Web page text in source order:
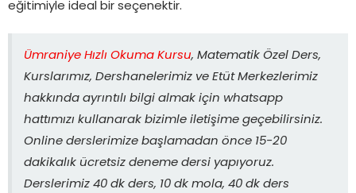
eğitimiyle ideal bir seçenektir.
Ümraniye Hızlı Okuma Kursu, Matematik Özel Ders,
Kurslarımız, Dershanelerimiz ve Etüt Merkezlerimiz
hakkında ayrıntılı bilgi almak için whatsapp
hattımızı kullanarak bizimle iletişime geçebilirsiniz.
Online derslerimize başlamadan önce 15-20
dakikalık ücretsiz deneme dersi yapıyoruz.
Derslerimiz 40 dk ders, 10 dk mola, 40 dk ders